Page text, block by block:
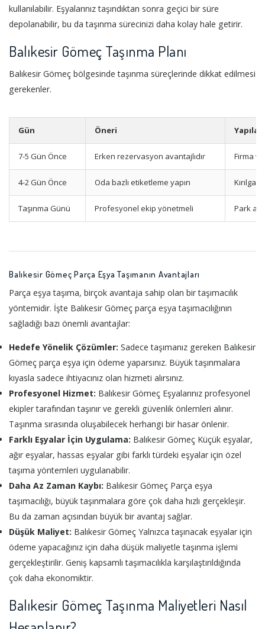
kullanılabilir. Eşyalarınız taşındıktan sonra geçici bir süre
depolanabilir, bu da taşınma sürecinizi daha kolay hale getirir.
Balıkesir Gömeç Taşınma Planı
Balıkesir Gömeç bölgesinde taşınma süreçlerinde dikkat edilmesi
gerekenler.
Gün Öneri
7-5 Gün Önce Erken rezervasyon avantajlıdır Firma
4-2 Gün Önce Oda bazlı etiketleme yapın
Taşınma Günü Profesyonel ekip yönetmeli Park
Balıkesir Gömeç Parça Eşya Taşımanın Avantajları
Parça eşya taşıma, birçok avantaja sahip olan bir taşımacılık
yöntemidir. İşte Balıkesir Gömeç parça eşya taşımacılığının
sağladığı bazı önemli avantajlar:
Hedefe Yönelik Çözümler: Sadece taşımanız gereken Balıkesir
Gömeç parça eşya için ödeme yaparsınız. Büyük taşınmalara
kıyasla sadece ihtiyacınız olan hizmeti alırsınız.
Profesyonel Hizmet: Balıkesir Gömeç Eşyalarınız profesyonel
ekipler tarafından taşınır ve gerekli güvenlik önlemleri alınır.
Taşınma sırasında oluşabilecek herhangi bir hasar önlenir.
Farklı Eşyalar İçin Uygulama: Balıkesir Gömeç Küçük eşyalar,
ağır eşyalar, hassas eşyalar gibi farklı türdeki eşyalar için özel
taşıma yöntemleri uygulanabilir.
Daha Az Zaman Kaybı: Balıkesir Gömeç Parça eşya
taşımacılığı, büyük taşınmalara göre çok daha hızlı gerçekleşir.
Bu da zaman açısından büyük bir avantaj sağlar.
Düşük Maliyet: Balıkesir Gömeç Yalnızca taşınacak eşyalar için
ödeme yapacağınız için daha düşük maliyetle taşınma işlemi
gerçekleştirilir. Geniş kapsamlı taşımacılıkla karşılaştırıldığında
çok daha ekonomiktir.
Balıkesir Gömeç Taşınma Maliyetleri Nasıl